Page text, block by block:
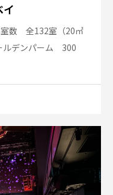
室数 全132室（20㎡
ルデンパーム 300